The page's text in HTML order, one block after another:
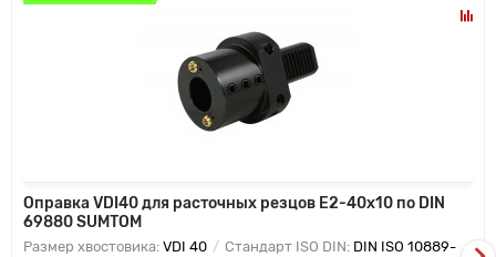
Оправка VDI40 для расточных резцов E2-40х10 по DIN
69880 SUMTOM
Размер хвостовика: VDI 40 Стандарт ISO DIN: DIN ISO 10889-